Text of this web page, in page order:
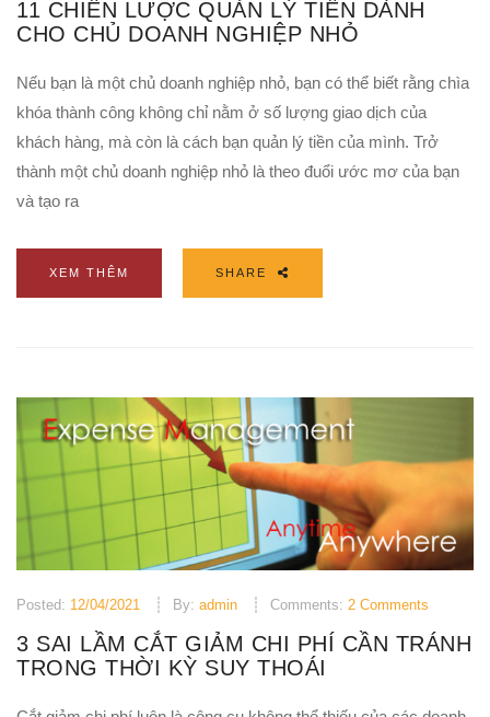
11 CHIẾN LƯỢC QUẢN LÝ TIỀN DÀNH
CHO CHỦ DOANH NGHIỆP NHỎ
Nếu bạn là một chủ doanh nghiệp nhỏ, bạn có thể biết rằng chìa
khóa thành công không chỉ nằm ở số lượng giao dịch của
khách hàng, mà còn là cách bạn quản lý tiền của mình. Trở
thành một chủ doanh nghiệp nhỏ là theo đuổi ước mơ của bạn
và tạo ra
XEM THÊM SHARE
Posted: 12/04/2021 By: admin Comments: 2 Comments
3 SAI LẦM CẮT GIẢM CHI PHÍ CẦN TRÁNH
TRONG THỜI KỲ SUY THOÁI